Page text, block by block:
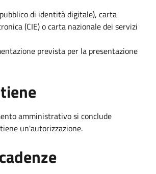
di identità digitale), carta
(CIE) o carta nazionale dei servizi
prevista per la presentazione
amministrativo si conclude
un'autorizzazione.